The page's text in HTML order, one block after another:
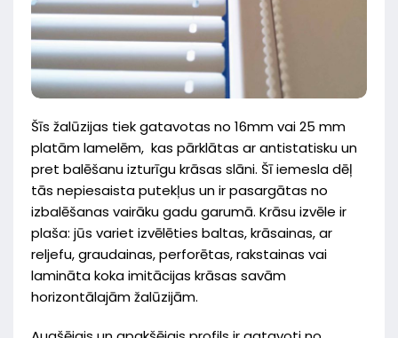
Šīs žalūzijas tiek gatavotas no 16mm vai 25 mm
platām lamelēm, kas pārklātas ar antistatisku un
pret balēšanu izturīgu krāsas slāni. Šī iemesla dēļ
tās nepiesaista putekļus un ir pasargātas no
izbalēšanas vairāku gadu garumā. Krāsu izvēle ir
plaša: jūs variet izvēlēties baltas, krāsainas, ar
reljefu, graudainas, perforētas, rakstainas vai
lamināta koka imitācijas krāsas savām
horizontālajām žalūzijām.